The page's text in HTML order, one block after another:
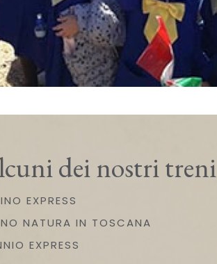
dei nostri treni
EXPRESS
NATURA IN TOSCANA
EXPRESS